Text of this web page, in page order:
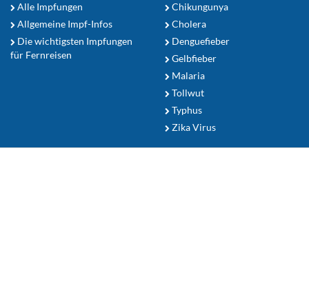
Alle Impfungen
Allgemeine Impf-Infos
Die wichtigsten Impfungen
für Fernreisen
Chikungunya
Cholera
Denguefieber
Gelbfieber
Malaria
Tollwut
Typhus
Zika Virus